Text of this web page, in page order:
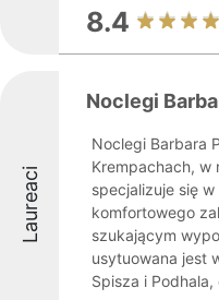
8.4
Laureaci
Noclegi
Noclegi Barbara
Krempachach, w
specjalizuje się
komfortowego
szukającym
usytuowana jest
Spisza i Podhala,